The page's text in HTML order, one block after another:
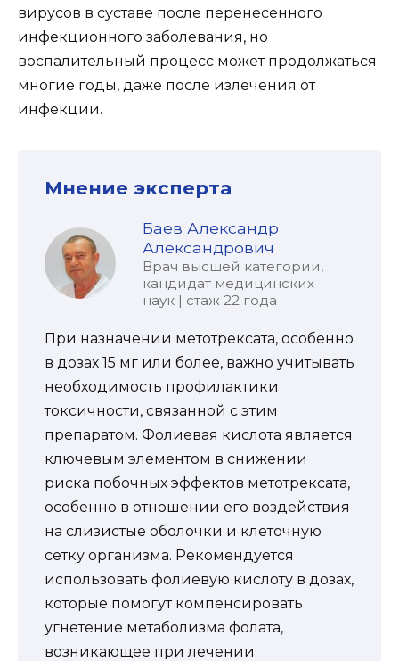
вирусов в суставе после перенесенного
инфекционного заболевания, но
воспалительный процесс может продолжаться
многие годы, даже после излечения от
инфекции.
Мнение эксперта
Баев Александр
Александрович
Врач высшей категории,
кандидат медицинских
наук | стаж 22 года
При назначении метотрексата, особенно
в дозах 15 мг или более, важно учитывать
необходимость профилактики
токсичности, связанной с этим
препаратом. Фолиевая кислота является
ключевым элементом в снижении
риска побочных эффектов метотрексата,
особенно в отношении его воздействия
на слизистые оболочки и клеточную
сетку организма. Рекомендуется
использовать фолиевую кислоту в дозах,
которые помогут компенсировать
угнетение метаболизма фолата,
возникающее при лечении